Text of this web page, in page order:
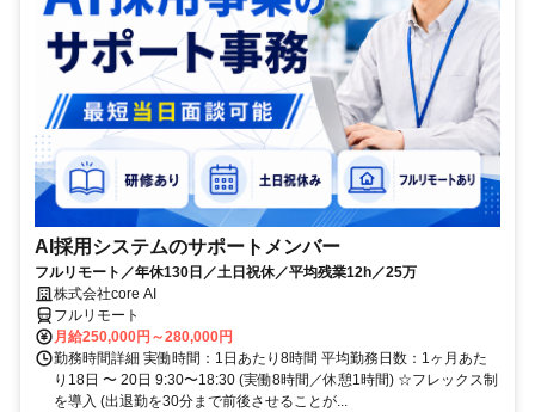
AI採用システムのサポートメンバー
フルリモート／年休130日／土日祝休／平均残業12h／25万
株式会社core AI
フルリモート
月給250,000円～280,000円
勤務時間詳細 実働時間：1日あたり8時間 平均勤務日数：1ヶ月あた
り18日 〜 20日 9:30〜18:30 (実働8時間／休憩1時間) ☆フレックス制
を導入 (出退勤を30分まで前後させることが...